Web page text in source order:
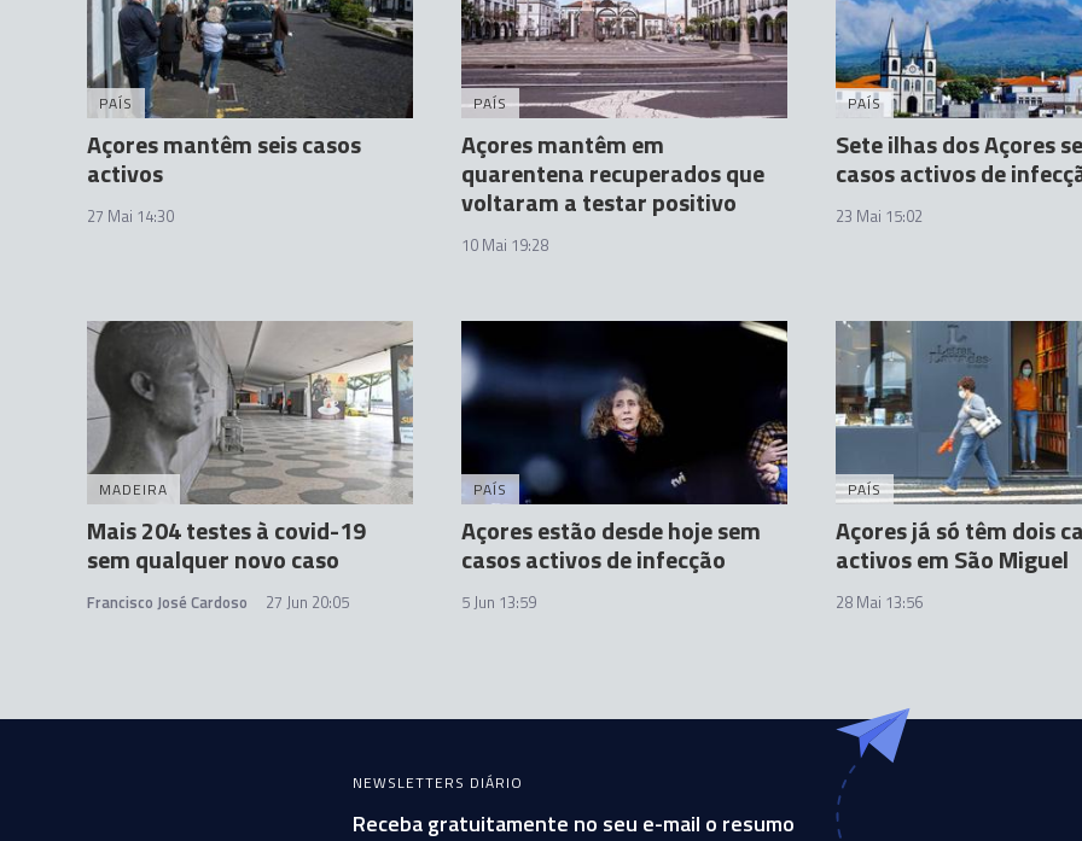
PAÍS
Açores mantêm seis casos
activos
27 Mai 14:30
PAÍS
Açores mantêm em
quarentena recuperados que
voltaram a testar positivo
10 Mai 19:28
PAÍS
Sete ilhas dos Açores
casos activos de
23 Mai 15:02
MADEIRA
Mais 204 testes à covid-19
sem qualquer novo caso
Francisco José Cardoso 27 Jun 20:05
PAÍS
Açores estão desde hoje sem
casos activos de infecção
5 Jun 13:59
PAÍS
Açores já só têm dois
activos em São Miguel
28 Mai 13:56
NEWSLETTERS DIÁRIO
Receba gratuitamente no seu e-mail o resumo